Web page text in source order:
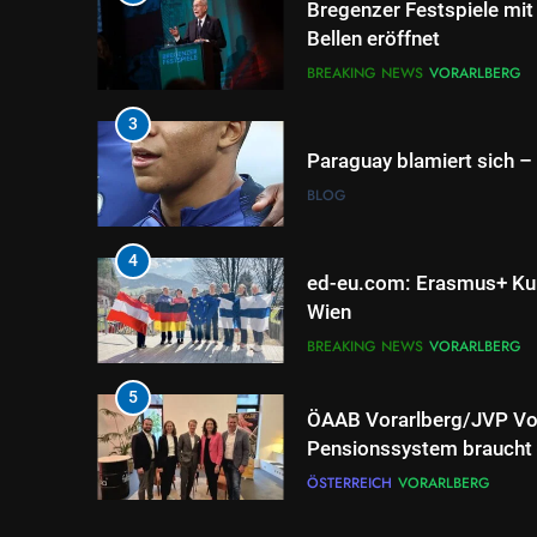
Bregenzer Festspiele
Bellen eröffnet
BREAKING NEWS VORARLBERG
3
Paraguay blamiert sich
BLOG
4
ed-eu.com: Erasmus+
Wien
BREAKING NEWS VORARLBERG
5
ÖAAB Vorarlberg/JVP
Pensionssystem braucht
mutige Weiterentwicklung
ÖSTERREICH VORARLBERG